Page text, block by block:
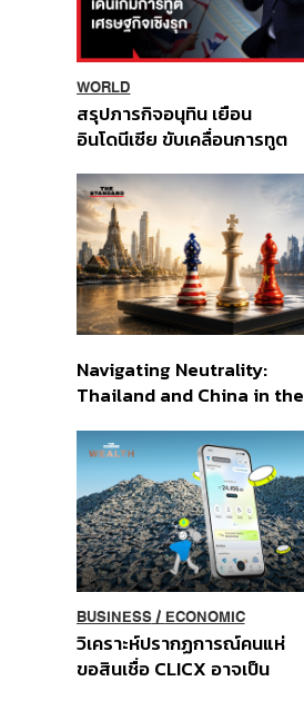
WORLD
สรุปภารกิจอนุทิน เยือน
อินโดนีเซีย ขับเคลื่อนการทูต
ส่วนยุทธศาสตร์ไทย –
อินโดนีเซีย
Navigating Neutrality:
Thailand and China in the
Order
BUSINESS/ ECONOMIC
วิเคราะห์ปรากฏการณ์คนแห่
ขอสินเชื่อ CLICX อาจเป็น